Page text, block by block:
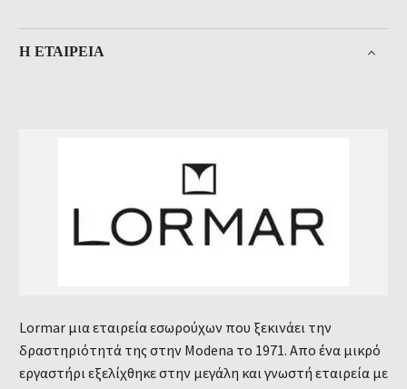
Η ΕΤΑΙΡΕΊΑ
Lormar μια εταιρεία εσωρούχων που ξεκινάει την
δραστηριότητά της στην Modena το 1971. Απο ένα μικρό
εργαστήρι εξελίχθηκε στην μεγάλη και γνωστή εταιρεία με